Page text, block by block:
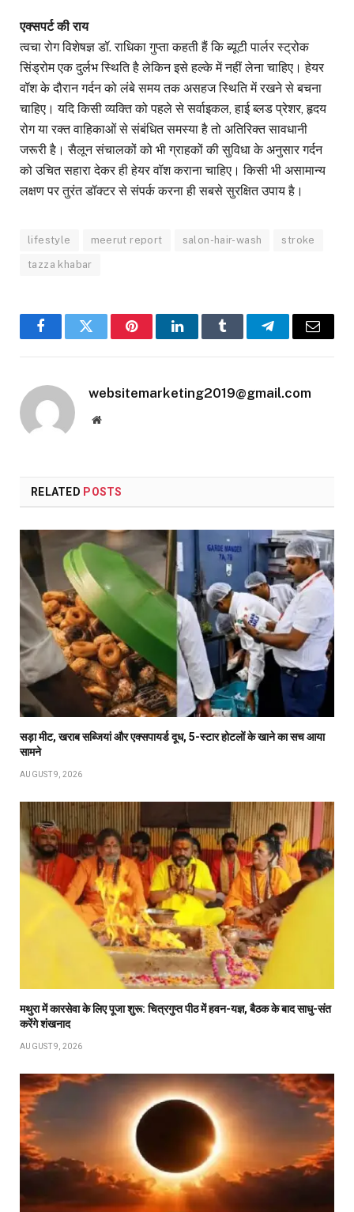
एक्सपर्ट की राय
त्वचा रोग विशेषज्ञ डॉ. राधिका गुप्ता कहती हैं कि ब्यूटी पार्लर स्ट्रोक
सिंड्रोम एक दुर्लभ स्थिति है लेकिन इसे हल्के में नहीं लेना चाहिए। हेयर
वॉश के दौरान गर्दन को लंबे समय तक असहज स्थिति में रखने से बचना
चाहिए। यदि किसी व्यक्ति को पहले से सर्वाइकल, हाई ब्लड प्रेशर, हृदय
रोग या रक्त वाहिकाओं से संबंधित समस्या है तो अतिरिक्त सावधानी
जरूरी है। सैलून संचालकों को भी ग्राहकों की सुविधा के अनुसार गर्दन
को उचित सहारा देकर ही हेयर वॉश कराना चाहिए। किसी भी असामान्य
लक्षण पर तुरंत डॉक्टर से संपर्क करना ही सबसे सुरक्षित उपाय है।
lifestyle meerut report salon-hair-wash stroke
tazza khabar
FacebookTwitter PinterestLinkedInTumblr TelegramEmail
websitemarketing2019@gmail.com
Website
RELATED POSTS
सड़ा मीट, खराब सब्जियां और एक्सपायर्ड दूध, 5-स्टार होटलों के खाने का सच आया
सामने
AUGUST 9, 2026
मथुरा में कारसेवा के लिए पूजा शुरू: चित्रगुप्त पीठ में हवन-यज्ञ, बैठक के बाद साधु-संत
करेंगे शंखनाद
AUGUST 9, 2026